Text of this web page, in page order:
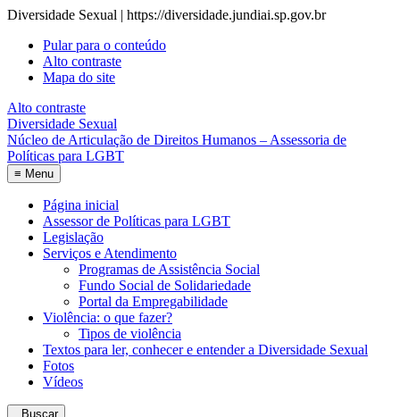
Diversidade Sexual | https://diversidade.jundiai.sp.gov.br
Pular para o conteúdo
Alto contraste
Mapa do site
Alto contraste
Diversidade Sexual
Núcleo de Articulação de Direitos Humanos – Assessoria de
Políticas para LGBT
≡ Menu
Página inicial
Assessor de Políticas para LGBT
Legislação
Serviços e Atendimento
Programas de Assistência Social
Fundo Social de Solidariedade
Portal da Empregabilidade
Violência: o que fazer?
Tipos de violência
Textos para ler, conhecer e entender a Diversidade Sexual
Fotos
Vídeos
Buscar